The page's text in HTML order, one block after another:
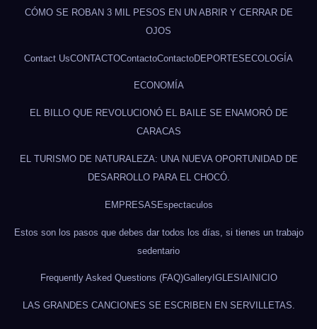
CÓMO SE ROBAN 3 MIL PESOS EN UN ABRIR Y CERRAR DE
OJOS
Contact UsCONTACTOContactoContactoDEPORTESECOLOGÍA
ECONOMÍA
EL BILLO QUE REVOLUCIONÓ EL BAILE SE ENAMORÓ DE
CARACAS
EL TURISMO DE NATURALEZA: UNA NUEVA OPORTUNIDAD DE
DESARROLLO PARA EL CHOCÓ.
EMPRESASEspectaculos
Estos son los pasos que debes dar todos los días, si tienes un trabajo
sedentario
Frequently Asked Questions (FAQ)GalleryIGLESIAINICIO
LAS GRANDES CANCIONES SE ESCRIBEN EN SERVILLETAS.